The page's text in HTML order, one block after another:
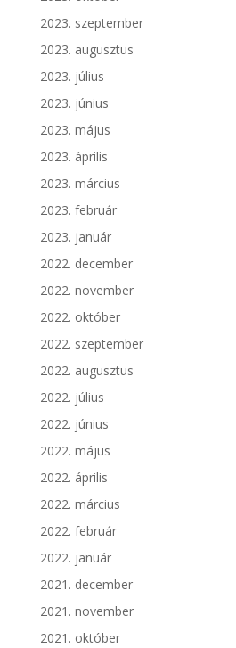
2023. szeptember
2023. augusztus
2023. július
2023. június
2023. május
2023. április
2023. március
2023. február
2023. január
2022. december
2022. november
2022. október
2022. szeptember
2022. augusztus
2022. július
2022. június
2022. május
2022. április
2022. március
2022. február
2022. január
2021. december
2021. november
2021. október